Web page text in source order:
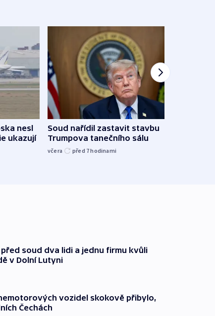
nesl
ukazují
Soud nařídil zastavit stavbu
Trumpova tanečního sálu
včera před 7hodinami
soud dva lidi a jednu firmu kvůli
v Dolní Lutyni
vozidel skokově přibylo,
Čechách